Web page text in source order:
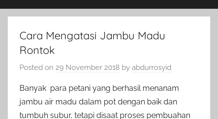
Cara Mengatasi Jambu Madu
Rontok
Posted on 29 November 2018 by abdurrosyid
Banyak para petani yang berhasil menanam
jambu air madu dalam pot dengan baik dan
tumbuh subur, tetapi disaat proses pembuahan